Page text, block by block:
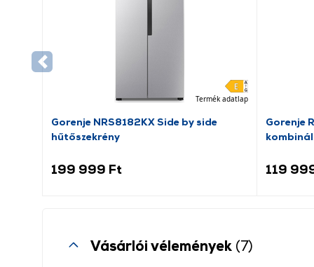
Termék adatlap
Gorenje NRS8182KX Side by side
hűtőszekrény
199 999 Ft
Gorenje
119
Vásárlói vélemények (7)